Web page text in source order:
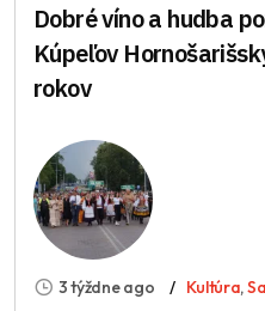
Dobré víno a hudba
Kúpeľov
rokov
3 týždne ago Kultúra,